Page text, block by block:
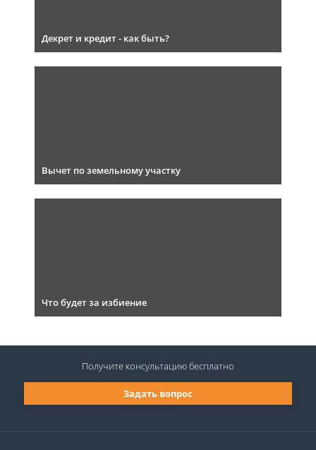
Декрет и кредит - как быть?
Вычет по земельному участку
Что будет за избиение
Задать вопрос
Получите консультациюбесплатно